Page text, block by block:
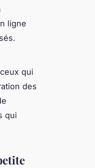
ligne
qui
des
qui